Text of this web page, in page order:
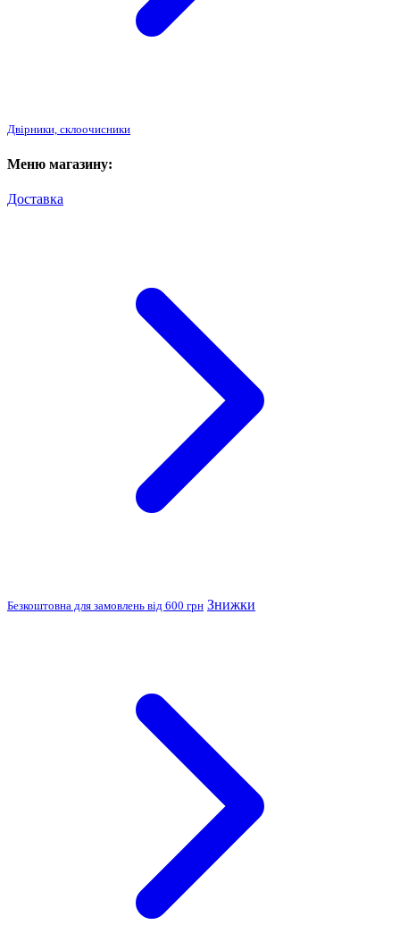
Двірники, склоочисники
Меню магазину:
Доставка
Безкоштовна для замовлень від 600 грн Знижки